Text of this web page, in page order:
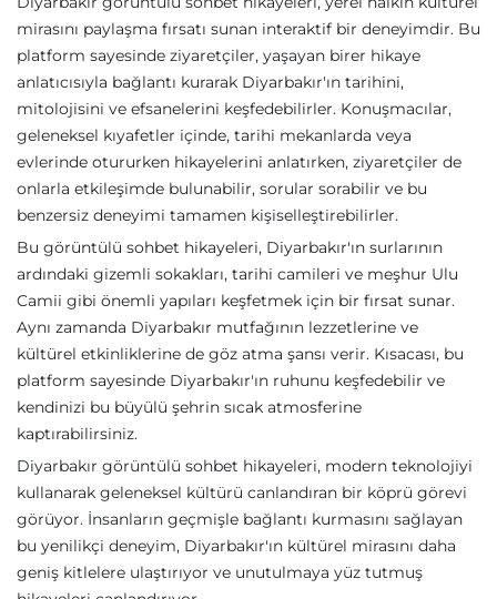
mirasını paylaşma fırsatı sunan interaktif bir deneyimdir. Bu
platform sayesinde ziyaretçiler, yaşayan birer hikaye
anlatıcısıyla bağlantı kurarak Diyarbakır'ın tarihini,
mitolojisini ve efsanelerini keşfedebilirler. Konuşmacılar,
geleneksel kıyafetler içinde, tarihi mekanlarda veya
evlerinde otururken hikayelerini anlatırken, ziyaretçiler de
onlarla etkileşimde bulunabilir, sorular sorabilir ve bu
benzersiz deneyimi tamamen kişiselleştirebilirler.
Bu görüntülü sohbet hikayeleri, Diyarbakır'ın surlarının
ardındaki gizemli sokakları, tarihi camileri ve meşhur Ulu
Camii gibi önemli yapıları keşfetmek için bir fırsat sunar.
Aynı zamanda Diyarbakır mutfağının lezzetlerine ve
kültürel etkinliklerine de göz atma şansı verir. Kısacası, bu
platform sayesinde Diyarbakır'ın ruhunu keşfedebilir ve
kendinizi bu büyülü şehrin sıcak atmosferine
kaptırabilirsiniz.
Diyarbakır görüntülü sohbet hikayeleri, modern teknolojiyi
kullanarak geleneksel kültürü canlandıran bir köprü görevi
görüyor. İnsanların geçmişle bağlantı kurmasını sağlayan
bu yenilikçi deneyim, Diyarbakır'ın kültürel mirasını daha
geniş kitlelere ulaştırıyor ve unutulmaya yüz tutmuş